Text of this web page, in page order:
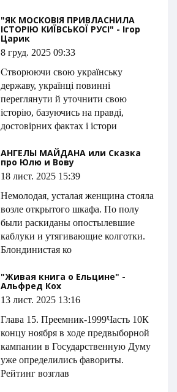
"ЯК МОСКОВІЯ ПРИВЛАСНИЛА
ІСТОРІЮ КИЇВСЬКОЇ РУСІ" - Ігор
Царик
8 груд. 2025 09:33
Cтворюючи свою ук­ра­їнську
державу, українці повинні
переглянути й уточнити свою
історію, базую­чись на правді,
достовірних фактах і істори
АНГЕЛЫ МАЙДАНА или Сказка
про Юлю и Вову
18 лист. 2025 15:39
Немолодая, усталая женщина стояла
возле открытого шкафа. По полу
были раскиданы опостылевшие
каблуки и утягивающие колготки.
Блондинистая ко
"Живая книга о Ельцине" -
Альфред Кох
13 лист. 2025 13:16
Глава 15. Преемник-1999Часть 10К
концу ноября в ходе предвыборной
кампании в Государственную Думу
уже определились фавориты.
Рейтинг возглав